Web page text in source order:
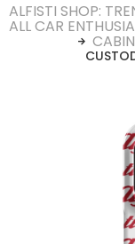
ALFISTI SHOP:
ALL CAR